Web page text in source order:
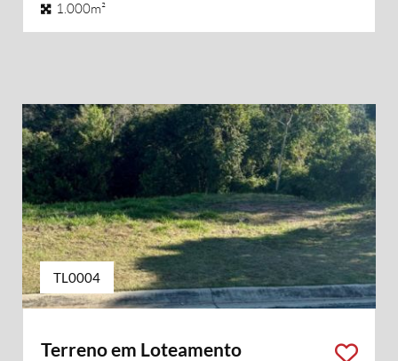
1.000m²
TL0004
Terreno em Loteamento